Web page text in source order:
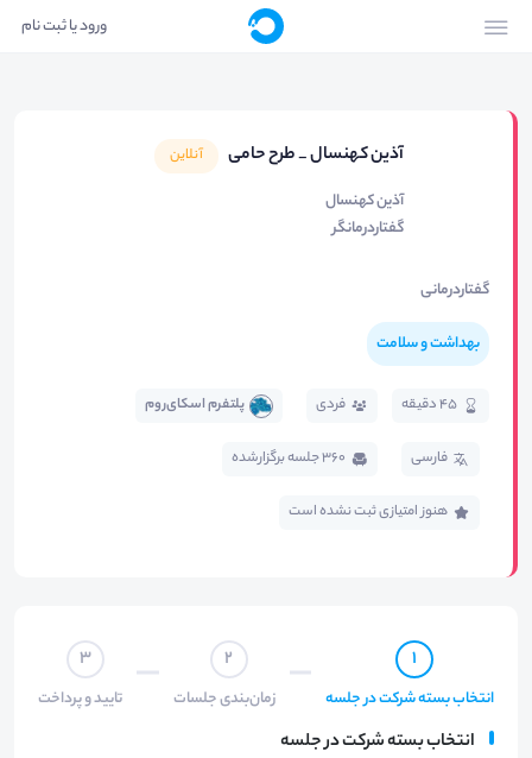
ورود یا ثبت نام
آذین کهنسال _ طرح حامی آنلاین
آذین کهنسال
گفتاردرمانگر
گفتاردرمانی
بهداشت و سلامت
45 دقیقه فردی پلتفرم اسکای‌روم
فارسی 360 جلسه برگزار‌شده
هنوز امتیازی ثبت نشده است
1
انتخاب بسته شرکت در جلسه
2
زمان‌بندی جلسات
3
تایید و پرداخت
انتخاب بسته شرکت در جلسه